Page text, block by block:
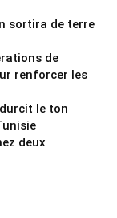
sortira de terre
de
renforcer les
le ton
deux